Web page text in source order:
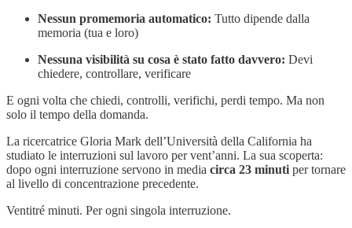
Nessun promemoria automatico: Tutto dipende dalla
memoria (tua e loro)
Nessuna visibilità su cosa è stato fatto davvero: Devi
chiedere, controllare, verificare
E ogni volta che chiedi, controlli, verifichi, perdi tempo. Ma non
solo il tempo della domanda.
La ricercatrice Gloria Mark dell’Università della California ha
studiato le interruzioni sul lavoro per vent’anni. La sua scoperta:
dopo ogni interruzione servono in media circa 23 minutiper tornare
al livello di concentrazione precedente.
Ventitré minuti. Per ogni singola interruzione.